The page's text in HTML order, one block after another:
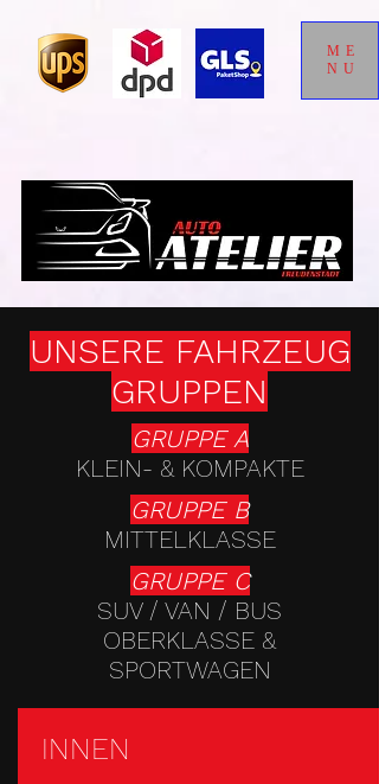
ME
NU
UNSERE FAHRZEUG
GRUPPEN
GRUPPE A
KLEIN- & KOMPAKTE
GRUPPE B
MITTELKLASSE
GRUPPE C
SUV / VAN / BUS
OBERKLASSE &
SPORTWAGEN
INNEN